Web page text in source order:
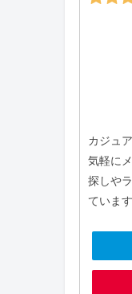
カジュ
気軽に
探しや
ています